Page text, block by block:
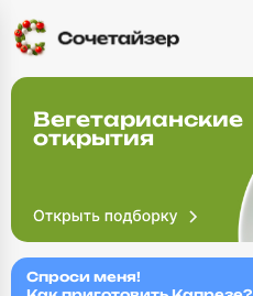
Вегетарианские
открытия
Спроси меня!